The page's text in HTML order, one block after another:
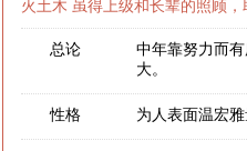
火土木 虽得上级和长辈的照顾
总论
中年靠努力而
大。
性格 为人表面温宏